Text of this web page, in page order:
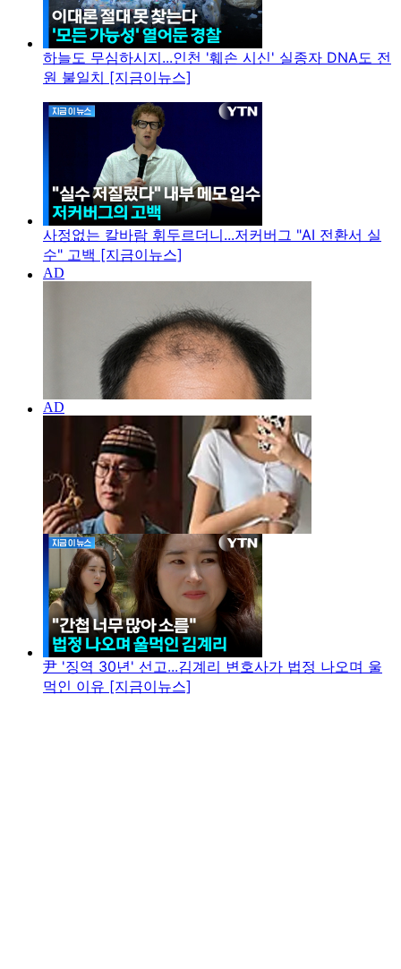
하늘도 무심하시지...인천 '훼손 시신' 실종자 DNA도 전
원 불일치 [지금이뉴스]
사정없는 칼바람 휘두르더니...저커버그 "AI 전환서 실
수" 고백 [지금이뉴스]
尹 '징역 30년' 선고...김계리 변호사가 법정 나오며 울
먹인 이유 [지금이뉴스]